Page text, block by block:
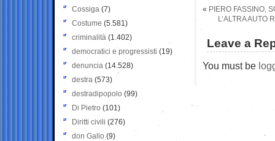
« PIERO FASSINO,
L’ALTRA AUTO
Leave a
You must be
Cossiga (7)
Costume (5.581)
criminalità (1.402)
democratici e progressisti (19)
denuncia (14.528)
destra (573)
destradipopolo (99)
Di Pietro (101)
Diritti civili (276)
don Gallo (9)